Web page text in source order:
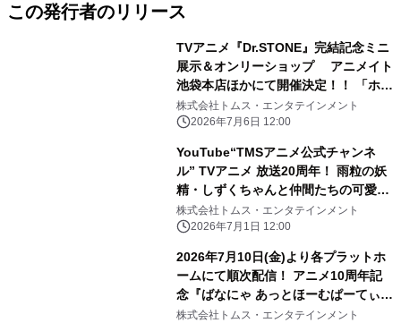
この発行者のリリース
TVアニメ『Dr.STONE』完結記念ミニ
展示＆オンリーショップ アニメイト
池袋本店ほかにて開催決定！！ 「ホワ
イマンといっしょ」がテーマの新規描
き下ろし商品の 会場販売、事後通販も
株式会社トムス・エンタテインメント
2026年7月6日 12:00
YouTube“TMSアニメ公式チャンネ
ル” TVアニメ 放送20周年！ 雨粒の妖
精・しずくちゃんと仲間たちの可愛い
ストーリーが詰まった TVアニメ『ぷ
るるんっ！しずくちゃん』を全話無料
株式会社トムス・エンタテインメント
2026年7月1日 12:00
2026年7月10日(金)より各プラットホ
ームにて順次配信！ アニメ10周年記
念『ばなにゃ あっとほーむぱーてぃ
ー』 続投となる ばなにゃ役：梶裕
株式会社トムス・エンタテインメント